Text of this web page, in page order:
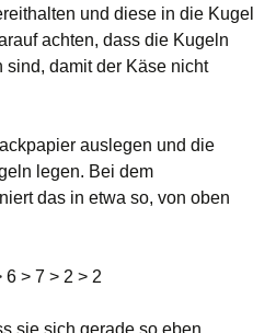
und diese in die Kugel
achten, dass die Kugeln
damit der Käse nicht
auslegen und die
legen. Bei dem
das in etwa so, von oben
6 > 7 > 2 > 2
sie sich gerade so eben